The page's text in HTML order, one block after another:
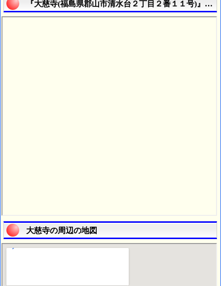
『大慈寺(福島県郡山市清水台２丁目２番１１号)』の
大慈寺の周辺の地図